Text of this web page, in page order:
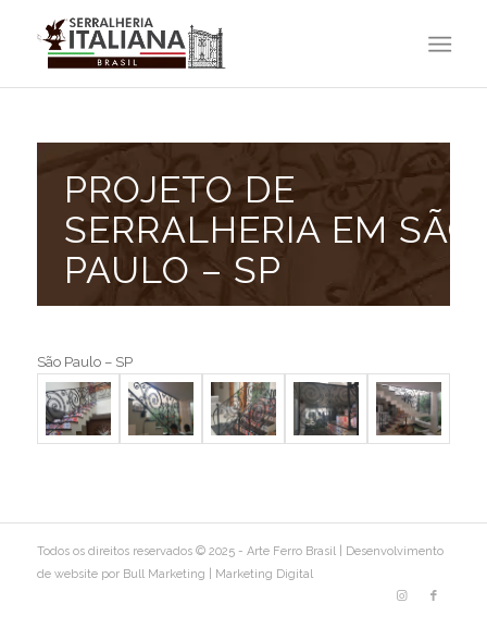
PROJETO DE
SERRALHERIA EM SÃO
PAULO – SP
São Paulo – SP
Todos os direitos reservados © 2025 - Arte Ferro Brasil |
Desenvolvimento
de website por Bull Marketing
Marketing Digital